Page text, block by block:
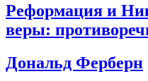
Реформация и
веры:
Дональд Ферберн